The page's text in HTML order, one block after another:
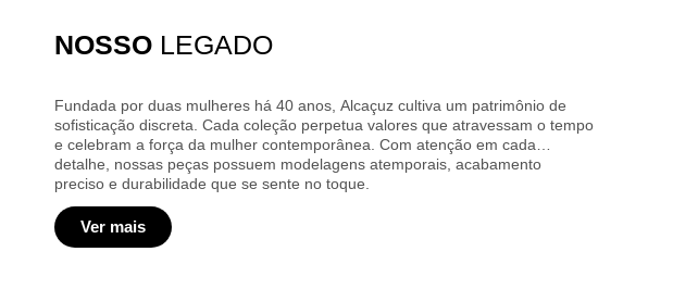
NOSSO LEGADO
Fundada por duas mulheres há 40 anos, Alcaçuz cultiva um patrimônio de
sofisticação discreta. Cada coleção perpetua valores que atravessam o tempo
e celebram a força da mulher contemporânea. Com atenção em cada
detalhe, nossas peças possuem modelagens atemporais, acabamento
preciso e durabilidade que se sente no toque.
Ver mais